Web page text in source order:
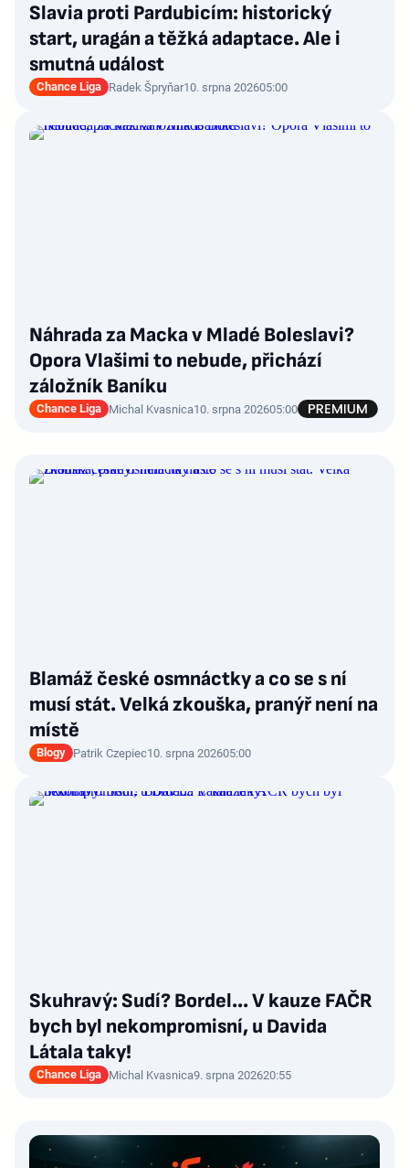
Slavia proti Pardubicím: historický
start, uragán a těžká adaptace. Ale i
smutná událost
Chance Liga Radek Špryňar10. srpna 202605:00
Náhrada za Macka v Mladé Boleslavi?
Opora Vlašimi to nebude, přichází
záložník Baníku
Chance Liga Michal Kvasnica10. srpna 202605:00
Blamáž české osmnáctky a co se s ní
musí stát. Velká zkouška, pranýř není na
místě
Blogy Patrik Czepiec10. srpna 202605:00
Skuhravý: Sudí? Bordel... V kauze FAČR
bych byl nekompromisní, u Davida
Látala taky!
Chance Liga Michal Kvasnica9. srpna 202620:55